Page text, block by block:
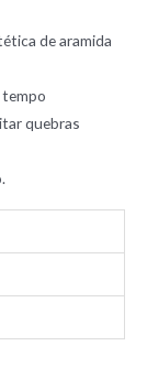
de aramida
quebras